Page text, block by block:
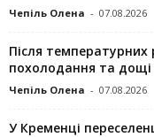
Чепіль Олена - 07.08.2026
Після температурних
похолодання та дощі
Чепіль Олена - 07.08.2026
У Кременці